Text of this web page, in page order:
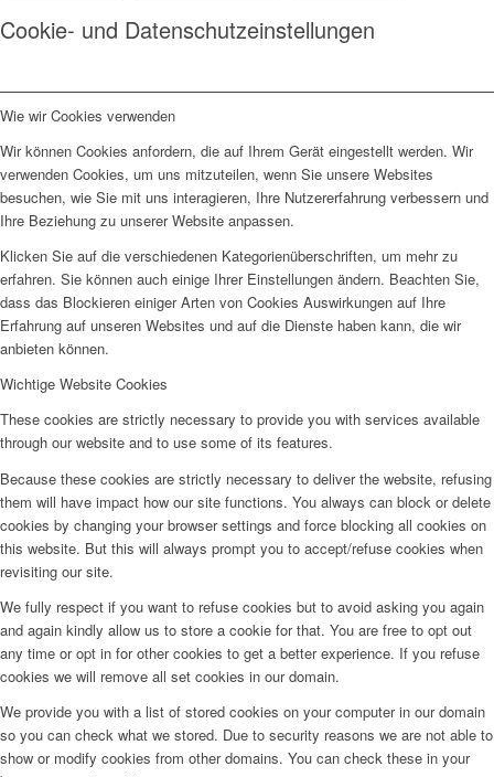
Cookie- und Datenschutzeinstellungen
Wie wir Cookies verwenden
Wir können Cookies anfordern, die auf Ihrem Gerät eingestellt werden. Wir
verwenden Cookies, um uns mitzuteilen, wenn Sie unsere Websites
besuchen, wie Sie mit uns interagieren, Ihre Nutzererfahrung verbessern und
Ihre Beziehung zu unserer Website anpassen.
Klicken Sie auf die verschiedenen Kategorienüberschriften, um mehr zu
erfahren. Sie können auch einige Ihrer Einstellungen ändern. Beachten Sie,
dass das Blockieren einiger Arten von Cookies Auswirkungen auf Ihre
Erfahrung auf unseren Websites und auf die Dienste haben kann, die wir
anbieten können.
Wichtige Website Cookies
These cookies are strictly necessary to provide you with services available
through our website and to use some of its features.
Because these cookies are strictly necessary to deliver the website, refusing
them will have impact how our site functions. You always can block or delete
cookies by changing your browser settings and force blocking all cookies on
this website. But this will always prompt you to accept/refuse cookies when
revisiting our site.
We fully respect if you want to refuse cookies but to avoid asking you again
and again kindly allow us to store a cookie for that. You are free to opt out
any time or opt in for other cookies to get a better experience. If you refuse
cookies we will remove all set cookies in our domain.
We provide you with a list of stored cookies on your computer in our domain
so you can check what we stored. Due to security reasons we are not able to
show or modify cookies from other domains. You can check these in your